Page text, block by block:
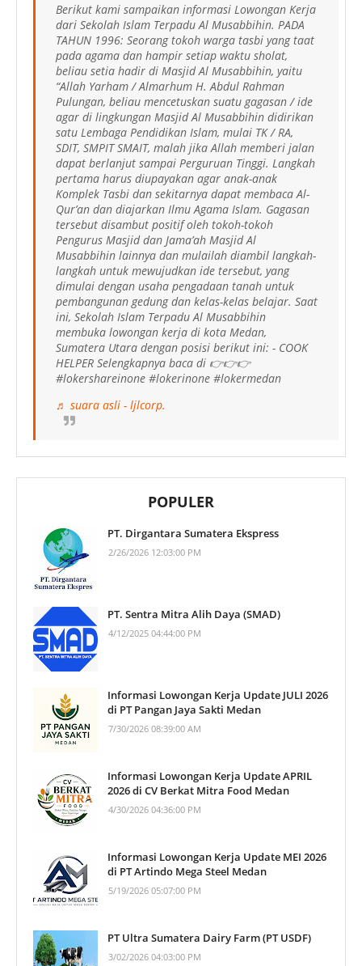
Berikut kami sampaikan informasi Lowongan Kerja
dari Sekolah Islam Terpadu Al Musabbihin. PADA
TAHUN 1996: Seorang tokoh warga tasbi yang taat
pada agama dan hampir setiap waktu sholat,
beliau setia hadir di Masjid Al Musabbihin, yaitu
“Allah Yarham / Almarhum H. Abdul Rahman
Pulungan, beliau mencetuskan suatu gagasan / ide
agar di lingkungan Masjid Al Musabbihin didirikan
satu Lembaga Pendidikan Islam, mulai TK / RA,
SDIT, SMPIT SMAIT, malah jika Allah memberi jalan
dapat berlanjut sampai Perguruan Tinggi. Langkah
pertama harus diupayakan agar anak-anak
Komplek Tasbi dan sekitarnya dapat membaca Al-
Qur’an dan diajarkan Ilmu Agama Islam. Gagasan
tersebut disambut positif oleh tokoh-tokoh
Pengurus Masjid dan Jama’ah Masjid Al
Musabbihin lainnya dan mulailah diambil langkah-
langkah untuk mewujudkan ide tersebut, yang
dimulai dengan usaha pengadaan tanah untuk
pembangunan gedung dan kelas-kelas belajar. Saat
ini, Sekolah Islam Terpadu Al Musabbihin
membuka lowongan kerja di kota Medan,
Sumatera Utara dengan posisi berikut ini: - COOK
HELPER Selengkapnya baca di 👉👉👉
#lokershareinone #lokerinone #lokermedan
♬ suara asli - ljlcorp.
POPULER
PT. Dirgantara Sumatera Ekspress
2/26/2026 12:03:00 PM
PT. Sentra Mitra Alih Daya (SMAD)
4/12/2025 04:44:00 PM
Informasi Lowongan Kerja Update JULI 2026
di PT Pangan Jaya Sakti Medan
7/30/2026 08:39:00 AM
Informasi Lowongan Kerja Update APRIL
2026 di CV Berkat Mitra Food Medan
4/30/2026 04:36:00 PM
Informasi Lowongan Kerja Update MEI 2026
di PT Artindo Mega Steel Medan
5/19/2026 05:07:00 PM
PT Ultra Sumatera Dairy Farm (PT USDF)
3/02/2026 04:03:00 PM